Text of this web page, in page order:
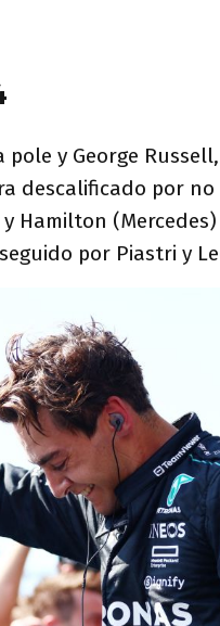
y George
descalificado por
Hamilton
por Piastri y